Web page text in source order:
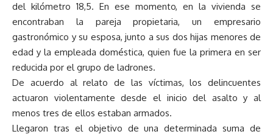
del kilómetro 18,5. En ese momento, en la vivienda se
encontraban la pareja propietaria, un empresario
gastronómico y su esposa, junto a sus dos hijas menores de
edad y la empleada doméstica, quien fue la primera en ser
reducida por el grupo de ladrones.
De acuerdo al relato de las víctimas, los delincuentes
actuaron violentamente desde el inicio del asalto y al
menos tres de ellos estaban armados.
Llegaron tras el objetivo de una determinada suma de